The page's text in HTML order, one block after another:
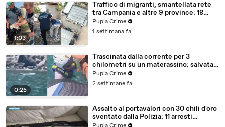
1:03
Traffico di migranti, smantellata rete
tra Campania e altre 9 province: 18
arresti (27.07.26)
Pupia Crime
1 settimana fa
0:25
Trascinata dalla corrente per 3
chilometri su un materassino: salvata
dalla Polizia (25.07.26)
Pupia Crime
2 settimane fa
Assalto al portavalori con 30 chili d'oro
sventato dalla Polizia: 11 arresti
(25.07.26)